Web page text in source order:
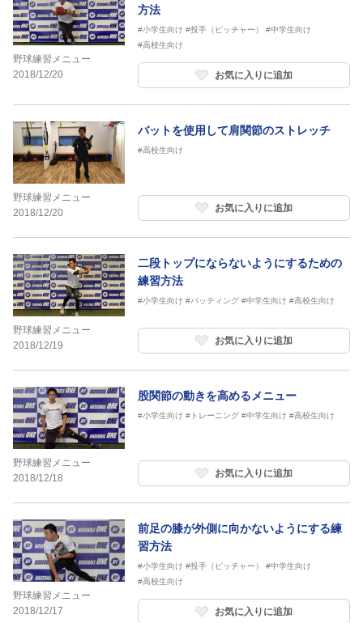
野球練習メニュー
2018/12/20
方法
#小学生向け #投手（ピッチャー）
#中学生向け
#高校生向け
お気に入りに追加
野球練習メニュー
2018/12/20
バットを使用して肩関節のストレッチ
#高校生向け
お気に入りに追加
野球練習メニュー
2018/12/19
二段トップにならないようにするための
練習方法
#小学生向け #バッティング #中学生向け #高校生向け
お気に入りに追加
野球練習メニュー
2018/12/18
股関節の動きを高めるメニュー
#小学生向け #トレーニング #中学生向け #高校生向け
お気に入りに追加
野球練習メニュー
2018/12/17
前足の膝が外側に向かないようにする練
習方法
#小学生向け #投手（ピッチャー）
#中学生向け
#高校生向け
お気に入りに追加